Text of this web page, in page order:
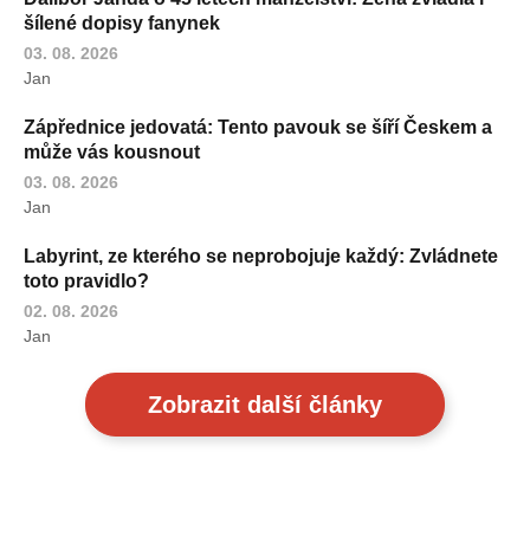
šílené dopisy fanynek
03. 08. 2026
Jan
Zápřednice jedovatá: Tento pavouk se šíří Českem a
může vás kousnout
03. 08. 2026
Jan
Labyrint, ze kterého se neprobojuje každý: Zvládnete
toto pravidlo?
02. 08. 2026
Jan
Zobrazit další články